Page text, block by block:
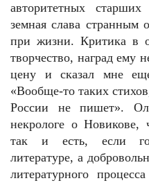
авторитетных старших
земная слава странным
при жизни. Критика в
творчество, наград ему
цену и сказал мне
«Вообще-то таких
России не пишет».
некрологе о Новикове,
так и есть, если
литературе, а
литературного